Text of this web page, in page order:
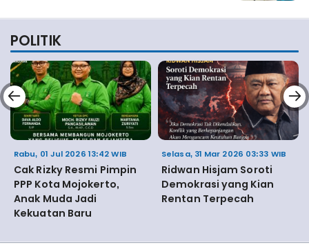
POLITIK
Rabu, 01 Jul 2026 13:42 WIB
Cak Rizky Resmi Pimpin
PPP Kota Mojokerto,
Anak Muda Jadi
Kekuatan Baru
Selasa, 31 Mar 2026 03:33 WIB
Ridwan Hisjam Soroti
Demokrasi yang Kian
Rentan Terpecah